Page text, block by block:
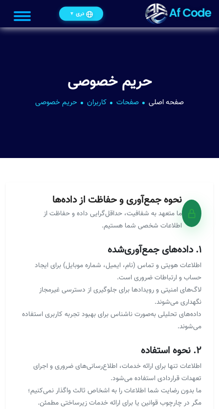
دری ▼
حریم خصوصی
صفحه اصلی صفحات کاربران حریم خصوصی
نحوه جمع‌آوری و حفاظت از داده‌ها
ما متعهد به شفافیت، حداقل‌گرایی داده و حفاظت از
اطلاعات شخصی شما هستیم.
۱. داده‌های جمع‌آوری‌شده
اطلاعات هویتی و تماس (نام، ایمیل، شماره موبایل) برای ایجاد
حساب و ارتباطات ضروری است.
لاگ‌های امنیتی و رویدادها برای جلوگیری از دسترسی غیرمجاز
نگهداری می‌شوند.
داده‌های تحلیلی به‌صورت ناشناس برای بهبود تجربه کاربری استفاده
می‌شوند.
۲. نحوه استفاده
اطلاعات تنها برای ارائه خدمات، اطلاع‌رسانی‌های ضروری و اجرای
تعهدات قراردادی استفاده می‌شود.
ما بدون رضایت شما اطلاعات را به اشخاص ثالث واگذار نمی‌کنیم؛
مگر در چارچوب قوانین یا برای ارائه خدمات زیرساختی مطمئن.